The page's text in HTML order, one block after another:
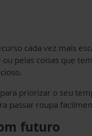
cada vez mais
pelas coisas que
priorizar o seu
passar roupa
futuro